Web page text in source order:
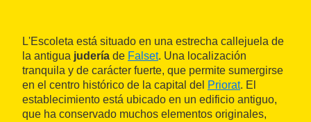
L'Escoleta está situado en una estrecha callejuela de
la antigua judería de Falset. Una localización
tranquila y de carácter fuerte, que permite sumergirse
en el centro histórico de la capital del Priorat. El
establecimiento está ubicado en un edificio antiguo,
que ha conservado muchos elementos originales,